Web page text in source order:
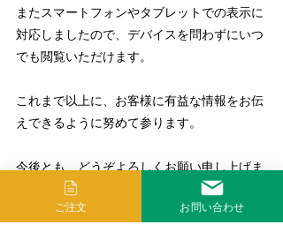
またスマートフォンやタブレットでの表示に
対応しましたので、デバイスを問わずにいつ
でも閲覧いただけます。
これまで以上に、お客様に有益な情報をお伝
えできるように努めて参ります。
今後とも、どうぞよろしくお願い申し上げま
ご注文 お問い合わせ